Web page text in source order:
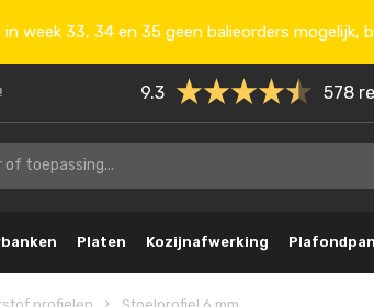
week 33, 34 en 35 geen balieorders
9.3 578
Platen Kozijnafwerking
profielen Stoelprofiel 6 mm